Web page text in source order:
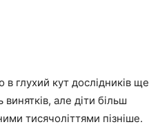
глухий кут дослідників ще
але діти більш
тисячоліттями пізніше.